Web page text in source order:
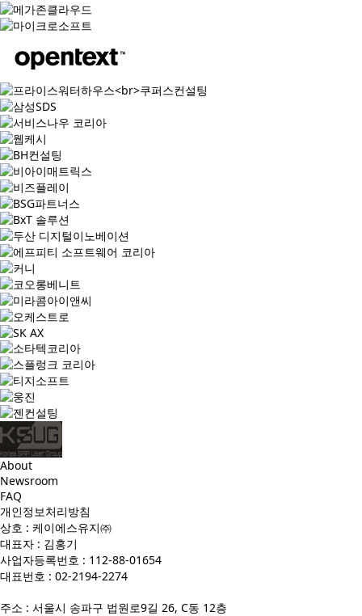
About
Newsroom
FAQ
개인정보처리방침
상호 : 케이에스유지㈜
대표자 : 김홍기
사업자등록번호 : 112-88-01654
대표번호 : 02-2194-2274
주소 : 서울시 송파구 법원로9길 26, C동 12층